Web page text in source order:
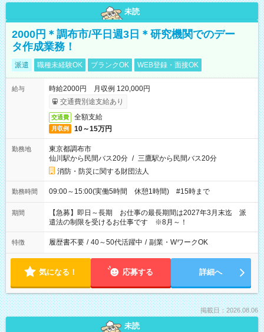
未読
2000円＊調布市/平日週3日＊研究機関でのデー
タ作成業務！
派遣 職種未経験OK ブランクOK WEB登録・面接OK
給与
時給2000円 月収例 120,000円
交通費別途支給あり
交通費 全額支給
月収例 10～15万円
勤務地
東京都調布市
仙川駅から民間バス20分 / 三鷹駅から民間バス20分
消防・防災に関する財団法人
勤務時間 09:00～15:00(実働5時間 休憩1時間) #15時まで
期間
【急募】即日～長期 お仕事の最長期間は2027年3月末迄 派
遣法の制限を受けるお仕事です ※8月～！
特徴 履歴書不要 / 40～50代活躍中 / 副業・WワークOK
気になる！ 応募する 詳細へ
掲載日：2026.08.06
未読